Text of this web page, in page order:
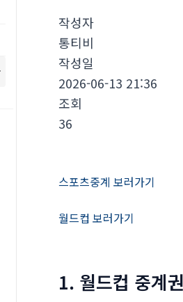
작성자
통티비
작성일
2026-06-13 21:36
조회
36
스포츠중계 보러가기
월드컵 보러가기
1. 월드컵 중계